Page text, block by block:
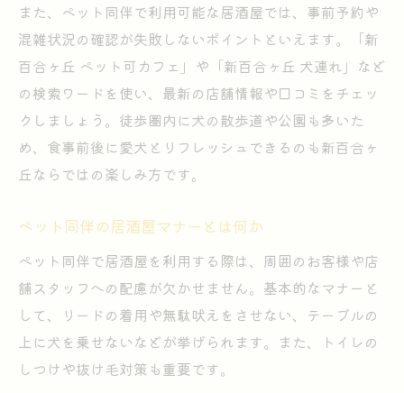
また、ペット同伴で利用可能な居酒屋では、事前予約や
混雑状況の確認が失敗しないポイントといえます。「新
百合ヶ丘 ペット可カフェ」や「新百合ヶ丘 犬連れ」など
の検索ワードを使い、最新の店舗情報や口コミをチェッ
クしましょう。徒歩圏内に犬の散歩道や公園も多いた
め、食事前後に愛犬とリフレッシュできるのも新百合ヶ
丘ならではの楽しみ方です。
ペット同伴の居酒屋マナーとは何か
ペット同伴で居酒屋を利用する際は、周囲のお客様や店
舗スタッフへの配慮が欠かせません。基本的なマナーと
して、リードの着用や無駄吠えをさせない、テーブルの
上に犬を乗せないなどが挙げられます。また、トイレの
しつけや抜け毛対策も重要です。